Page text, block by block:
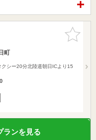
お気に入
りに追加
町
シー20分北陸道朝日ICより15
ランを見る